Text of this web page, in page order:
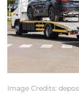
Image Credits: